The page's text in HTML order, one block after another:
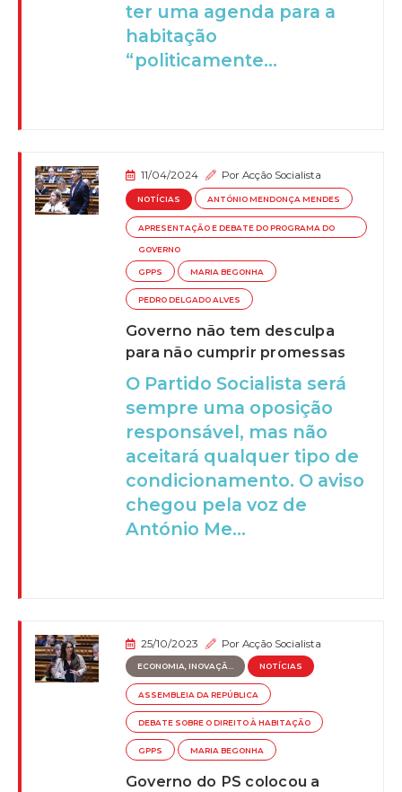
ter uma agenda para a
habitação
“politicamente...
11/04/2024 PorAcção Socialista
NOTÍCIAS ANTÓNIO MENDONÇA MENDES
APRESENTAÇÃO E DEBATE DO PROGRAMA DO
GOVERNO
GPPS MARIA BEGONHA
PEDRO DELGADO ALVES
Governo não tem desculpa
para não cumprir promessas
O Partido Socialista será
sempre uma oposição
responsável, mas não
aceitará qualquer tipo de
condicionamento. O aviso
chegou pela voz de
António Me...
25/10/2023 PorAcção Socialista
ECONOMIA, INOVAÇÃ... NOTÍCIAS
ASSEMBLEIA DA REPÚBLICA
DEBATE SOBRE O DIREITO À HABITAÇÃO
GPPS MARIA BEGONHA
Governo do PS colocou a